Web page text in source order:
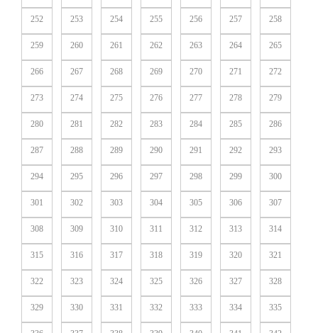
252 253 254 255 256 257 258
259 260 261 262 263 264 265
266 267 268 269 270 271 272
273 274 275 276 277 278 279
280 281 282 283 284 285 286
287 288 289 290 291 292 293
294 295 296 297 298 299 300
301 302 303 304 305 306 307
308 309 310 311 312 313 314
315 316 317 318 319 320 321
322 323 324 325 326 327 328
329 330 331 332 333 334 335